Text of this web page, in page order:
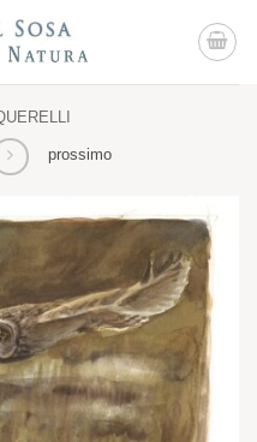
prossimo